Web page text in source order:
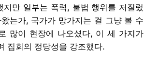
지만 일부는 폭력, 불법 행위를 저질렀
는가, 국가가 망가지는 걸 그냥 볼 수
많이 현장에 나오셨다, 이 세 가지가
집회의 정당성을 강조했다.